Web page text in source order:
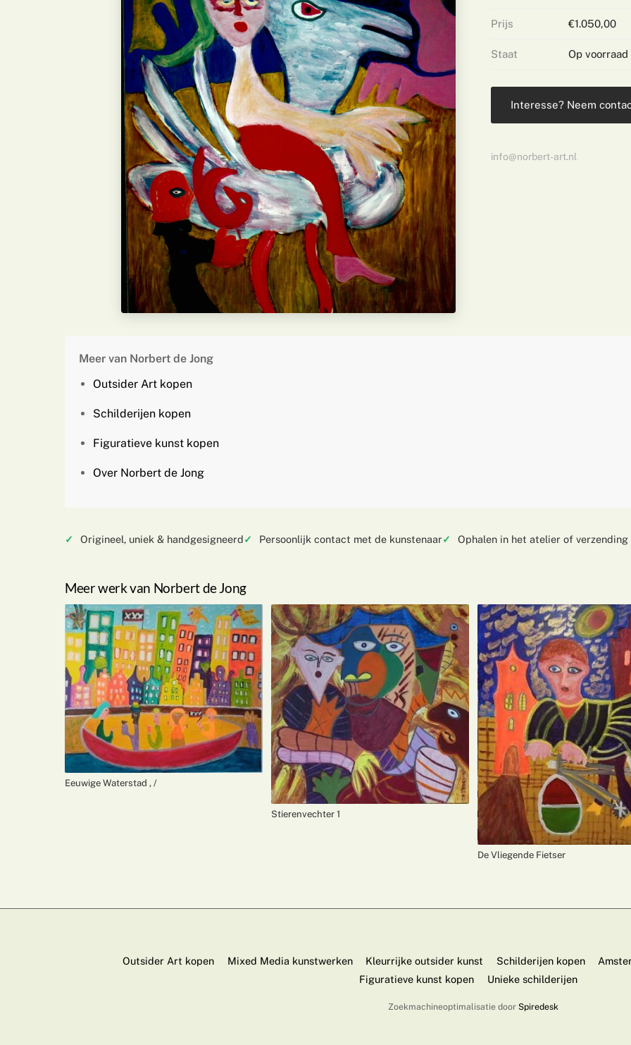
Prijs €1.050,00
Staat Op voorraad
Interesse? Neem
info@norbert-art.nl
Meer van Norbert de Jong
Outsider Art kopen
Schilderijen kopen
Figuratieve kunst kopen
Over Norbert de Jong
Origineel, uniek & handgesigneerd Persoonlijk contact met de kunstenaar Ophalen in het atelier of verzending
Meer werk van Norbert de Jong
Eeuwige Waterstad , /
Stierenvechter 1
De Vliegende Fietser
Outsider Art kopen Mixed Media kunstwerken Kleurrijke outsider kunst Schilderijen kopen
Figuratieve kunst kopen
Unieke schilderijen
Zoekmachineoptimalisatie door Spiredesk